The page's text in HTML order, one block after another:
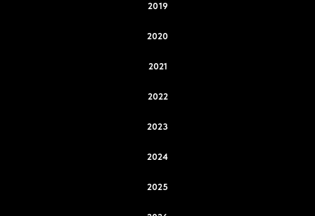
2019
2020
2021
2022
2023
2024
2025